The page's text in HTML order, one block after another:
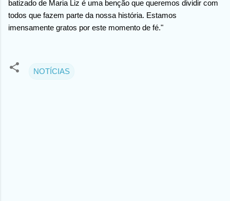
batizado de Maria Liz é uma benção que queremos dividir com
todos que fazem parte da nossa história. Estamos
imensamente gratos por este momento de fé."
NOTÍCIAS